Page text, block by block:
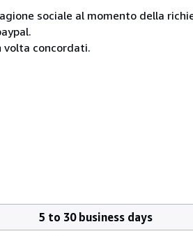
sociale al momento della
volta concordati.
5 to 30 business days